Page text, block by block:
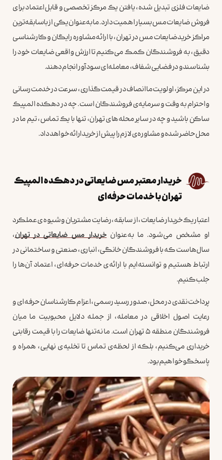
ضایعات فلزی تبدیل شده، یافتن یک مرکز تخصصی و قابل‌اعتماد برای
فروش ضایعات مس بسیار اهمیت دارد. ما به‌عنوان یکی از باسابقه‌ترین
مراکز خرید ضایعات مس در تهران، با ارائه مشاوره رایگان و کارشناسی
دقیق، به فروشندگان کمک می‌کنیم تا ارزش واقعی ضایعات خود را
بشناسند و در فضایی شفاف، معامله‌ای سودآور انجام دهند.
در این مرکز، اولویت ما انصاف در قیمت‌گذاری، سرعت در خدمت‌رسانی
و احترام به وقت و سرمایه‌ی فروشندگان است. چه در دهکده المپیک
ساکن باشید و چه در سایر محله‌های تهران، تنها با یک تماس، تیم ما در
محل حاضر شده و مشاوره‌ی لازم را پیش از خرید ارائه خواهد داد.
خریدار معتبر مس ضایعاتی در دهکده المپیک
تهران با خدمات حرفه‌ای
اعتبار یک خریدار ضایعات، از سابقه، رضایت مشتریان و شیوه‌ی عملکرد
او مشخص می‌شود. ما به‌عنوانخریدار مس ضایعاتی در تهران،
سال‌هاست که با فروشندگان خانگی، انباری، صنعتی و ساختمانی در
ارتباط هستیم و توانسته‌ایم با ارائه‌ی خدمات حرفه‌ای، اعتماد آن‌ها را
جلب کنیم.
پرداخت نقدی در محل، صدور رسید رسمی، اعزام کارشناسان حرفه‌ای و
رعایت اصول اخلاقی در معامله، از جمله دلایل محبوبیت ما میان
فروشندگان منطقه ۵ تهران است. ما نه‌تنها ضایعات را با قیمت رقابتی
خریداری می‌کنیم، بلکه از لحظه‌ی تماس تا تخلیه‌ی نهایی، همراه و
پاسخگو خواهیم بود.